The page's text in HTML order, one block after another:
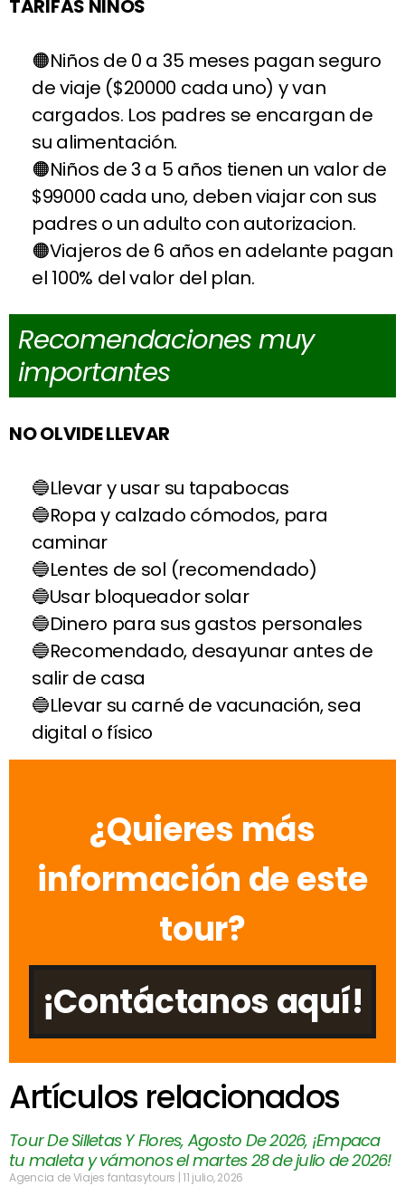
TARIFAS NIÑOS
Niños de 0 a 35 meses pagan seguro
de viaje ($20000 cada uno) y van
cargados. Los padres se encargan de
su alimentación.
Niños de 3 a 5 años tienen un valor de
$99000 cada uno, deben viajar con sus
padres o un adulto con autorizacion.
Viajeros de 6 años en adelante pagan
el 100% del valor del plan.
Recomendaciones muy
importantes
NO OLVIDE LLEVAR
Llevar y usar su tapabocas
Ropa y calzado cómodos, para
caminar
Lentes de sol (recomendado)
Usar bloqueador solar
Dinero para sus gastos personales
Recomendado, desayunar antes de
salir de casa
Llevar su carné de vacunación, sea
digital o físico
¿Quieres más
información de este
tour?
¡Contáctanos aquí!
Artículos relacionados
Tour De Silletas Y Flores, Agosto De 2026, ¡Empaca
tu maleta y vámonos el martes 28 de julio de 2026!
Agencia de Viajes fantasytours 11 julio, 2026